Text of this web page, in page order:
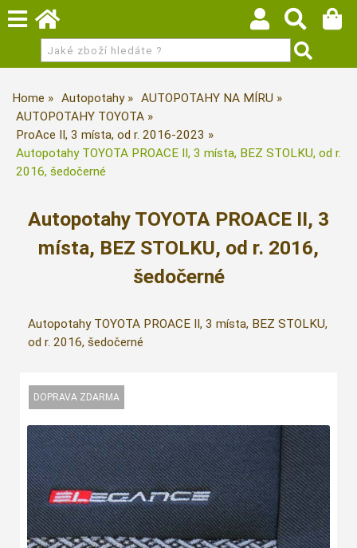
Home Autopotahy
AUTOPOTAHY NA MÍRU
AUTOPOTAHY TOYOTA
ProAce II, 3 místa, od r. 2016-2023
Autopotahy TOYOTA PROACE II, 3 místa, BEZ STOLKU, od r.
2016, šedočerné
Autopotahy TOYOTA PROACE II, 3
místa, BEZ STOLKU, od r. 2016,
šedočerné
Autopotahy TOYOTA PROACE II, 3 místa, BEZ STOLKU,
od r. 2016, šedočerné